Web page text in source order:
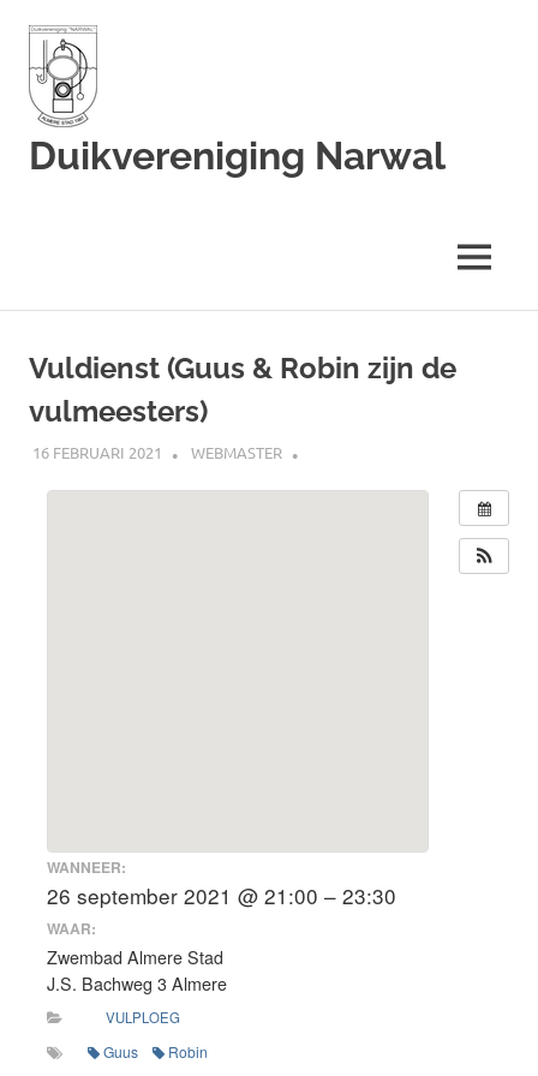
inhoud
Duikvereniging Narwal
MENU
Vuldienst (Guus & Robin zijn de
vulmeesters)
16 FEBRUARI 2021 WEBMASTER
WANNEER:
26 september 2021 @ 21:00 – 23:30
WAAR:
Zwembad Almere Stad
J.S. Bachweg 3 Almere
VULPLOEG
Guus Robin